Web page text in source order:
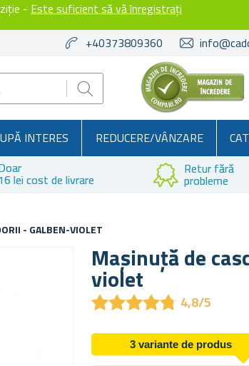
- Este suficient să vă înregistrați
+40373809360
INTERES REDUCERE/VÂNZARE
lei cost de livrare
Retur fără
probleme
- GALBEN-VIOLET
Mașinuță de
violet
★★★★★
★★★★★ 4,8/5
3 variante de produs